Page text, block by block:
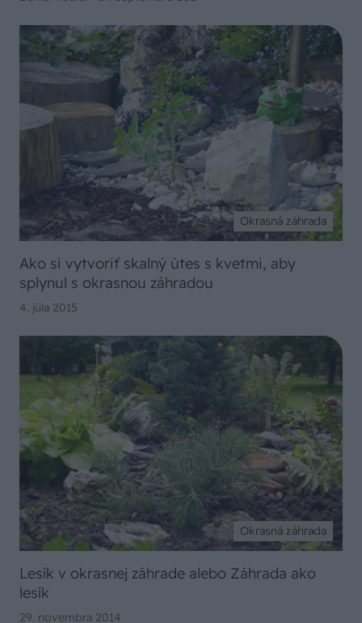
Okrasná záhrada
Ako si vytvoriť skalný útes s kvetmi, aby
splynul s okrasnou záhradou
4. júla 2015
Okrasná záhrada
Lesík v okrasnej záhrade alebo Záhrada ako
lesík
29. novembra 2014